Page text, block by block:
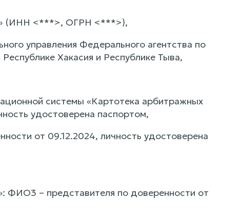
(ИНН <***>, ОГРН <***>),
управления Федерального агентства по
Хакасия и Республике Тыва,
системы «Картотека арбитражных
удостоверена паспортом,
от 09.12.2024, личность удостоверена
ФИО3 – представителя по доверенности от